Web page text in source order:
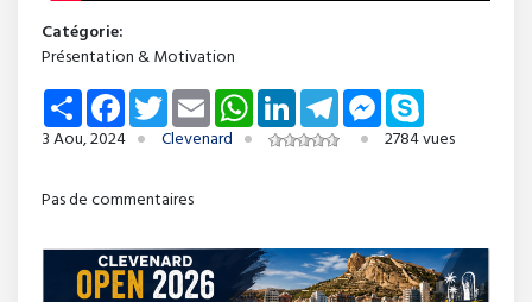
Catégorie:
Présentation & Motivation
Share FacebookTwitterEmail WhatsAppLinkedInTelegramMessenger
3 Aou, 2024
Clevenard 2784 vues
Pas de commentaires